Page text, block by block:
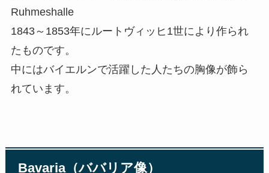
Ruhmeshalle
1843～1853年にルートヴィッヒ1世により作られ
たものです。
中にはバイエルンで活躍した人たちの胸像が飾ら
れています。
Bavaria（ババリア像）